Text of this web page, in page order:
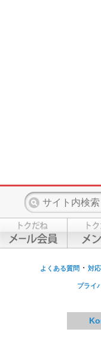
よくある質問 ・ 対
プライ